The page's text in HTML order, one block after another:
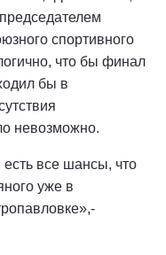
спортивного
что бы финал
бы в
невозможно.
все шансы, что
уже в